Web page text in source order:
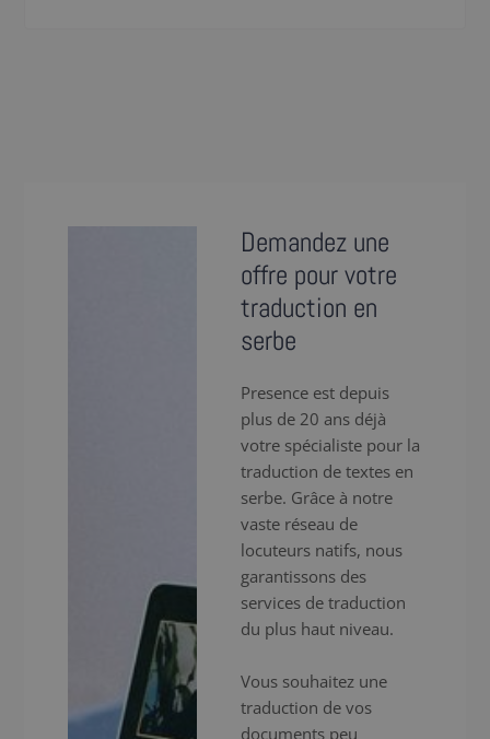
Demandez une
offre pour votre
traduction en
serbe
Presence est depuis
plus de 20 ans déjà
votre spécialiste pour la
traduction de textes en
serbe. Grâce à notre
vaste réseau de
locuteurs natifs, nous
garantissons des
services de traduction
du plus haut niveau.
Vous souhaitez une
traduction de vos
documents peu